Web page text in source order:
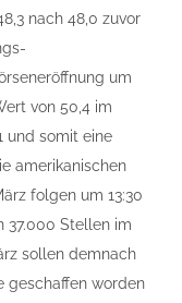
nach 48,0 zuvor
um
von 50,4 im
und somit eine
amerikanischen
folgen um 13:30
37.000 Stellen im
sollen demnach
geschaffen worden